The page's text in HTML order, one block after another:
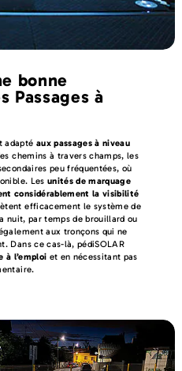
bonne
Passages à
adapté aux passages à niveau
chemins à travers champs, les
peu fréquentées, où
Les unités de marquage
considérablement la visibilité
efficacement le système de
nuit, par temps de brouillard ou
aux tronçons qui ne
Dans ce cas-là, pédiSOLAR
à l’emploi et en nécessitant pas